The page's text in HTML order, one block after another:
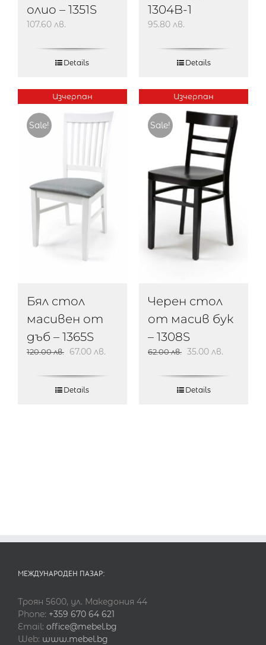
олио – 1351S
107.60 лв.
Details
1304B-1
95.80 лв.
Details
Изчерпан
Sale!
Бял стол
масивен от
дъб – 1365S
120.00лв. 67.00 лв.
Details
Изчерпан
Sale!
Черен стол
от масив бук
– 1308S
62.00лв. 35.00 лв.
Details
МЕЖДУНАРОДЕН ПАЗАР:
Троян 5600, ул. Македония 44
Phone: +359 670 64 621
Email: office@mebel.bg
Web: www.mebel.bg